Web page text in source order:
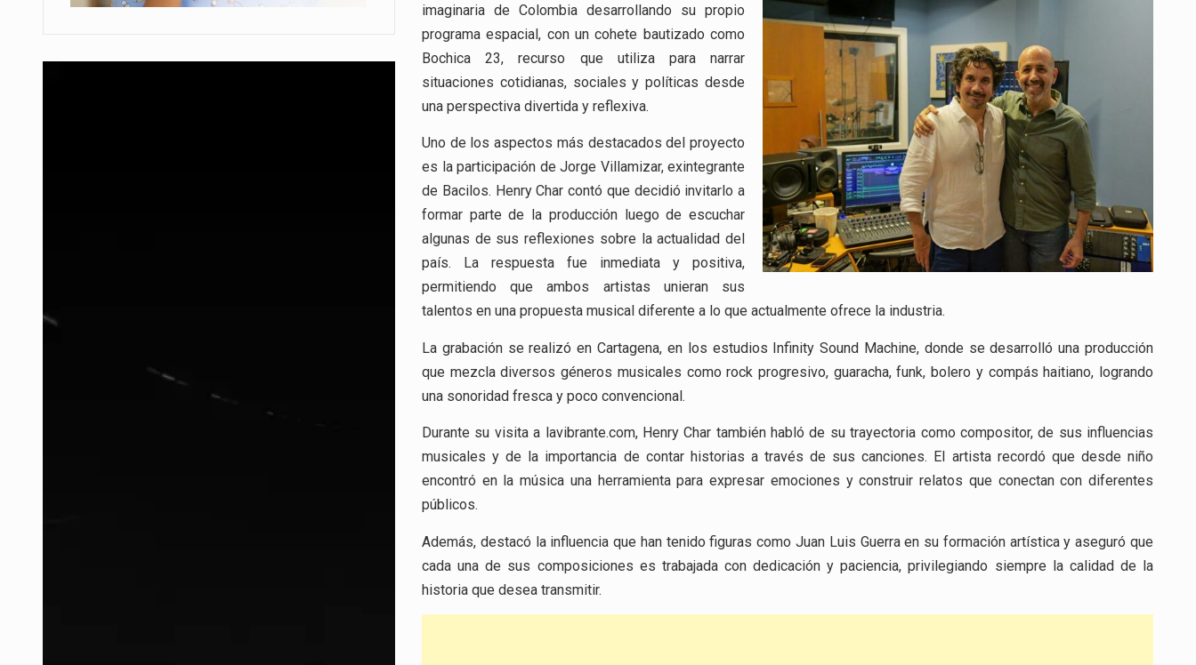
imaginaria de Colombia desarrollando su propio
programa espacial, con un cohete bautizado como
Bochica 23, recurso que utiliza para narrar
situaciones cotidianas, sociales y políticas desde
una perspectiva divertida y reflexiva.
Uno de los aspectos más destacados del proyecto
es la participación de Jorge Villamizar, exintegrante
de Bacilos. Henry Char contó que decidió invitarlo a
formar parte de la producción luego de escuchar
algunas de sus reflexiones sobre la actualidad del
país. La respuesta fue inmediata y positiva,
permitiendo que ambos artistas unieran sus
talentos en una propuesta musical diferente a lo que actualmente ofrece la industria.
La grabación se realizó en Cartagena, en los estudios Infinity Sound Machine, donde se desarrolló una producción
que mezcla diversos géneros musicales como rock progresivo, guaracha, funk, bolero y compás haitiano, logrando
una sonoridad fresca y poco convencional.
Durante su visita a lavibrante.com, Henry Char también habló de su trayectoria como compositor, de sus influencias
musicales y de la importancia de contar historias a través de sus canciones. El artista recordó que desde niño
encontró en la música una herramienta para expresar emociones y construir relatos que conectan con diferentes
públicos.
Además, destacó la influencia que han tenido figuras como Juan Luis Guerra en su formación artística y aseguró que
cada una de sus composiciones es trabajada con dedicación y paciencia, privilegiando siempre la calidad de la
historia que desea transmitir.